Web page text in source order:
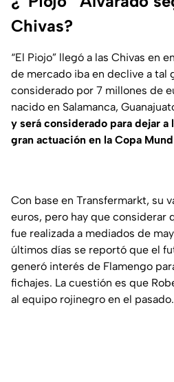
Chivas?
“El Piojo” llegó a las Chivas en
de mercado iba en declive a tal
considerado por 7 millones de
nacido en Salamanca,
y será considerado para dejar a
gran actuación en la Copa
Con base en Transfermarkt, su
euros, pero hay que considerar
fue realizada a mediados de
últimos días se reportó que el
generó interés de Flamengo
fichajes. La cuestión es que
al equipo rojinegro en el pasado.